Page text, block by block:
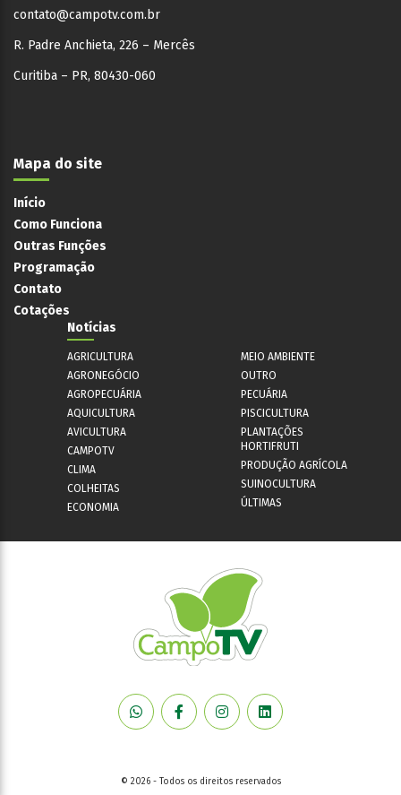
contato@campotv.com.br
R. Padre Anchieta, 226 – Mercês
Curitiba – PR, 80430-060
Mapa do site
Início
Como Funciona
Outras Funções
Programação
Contato
Cotações
Notícias
AGRICULTURA
AGRONEGÓCIO
AGROPECUÁRIA
AQUICULTURA
AVICULTURA
CAMPOTV
CLIMA
COLHEITAS
ECONOMIA
MEIO AMBIENTE
OUTRO
PECUÁRIA
PISCICULTURA
PLANTAÇÕES
HORTIFRUTI
PRODUÇÃO AGRÍCOLA
SUINOCULTURA
ÚLTIMAS
© 2026 - Todos os direitos reservados